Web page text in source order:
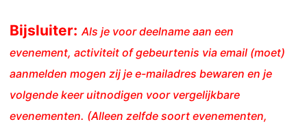
Bijsluiter: Als je voor deelname aan een
evenement, activiteit of gebeurtenis via email (moet)
aanmelden mogen zij je e-mailadres bewaren en je
volgende keer uitnodigen voor vergelijkbare
evenementen. (Alleen zelfde soort evenementen,